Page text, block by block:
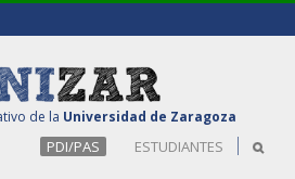
de la Universidad de Zaragoza
PDI/PAS ESTUDIANTES